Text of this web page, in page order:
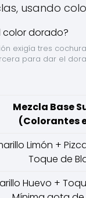
usando
exigía tres
para dar el
Mezcla Base
(Colorantes
Limón +
Toque de
Huevo +